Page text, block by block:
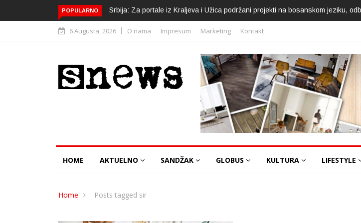
POPULARNO Srbija: Za portale iz Kraljeva i Užica podržani projekti na bosanskom jeziku,
6 Augusta, 2026 O nama Impresum Marketing Kontakt
HOME AKTUELNO SANDŽAK GLOBUS KULTURA LIFESTYLE
Home Posts tagged sir